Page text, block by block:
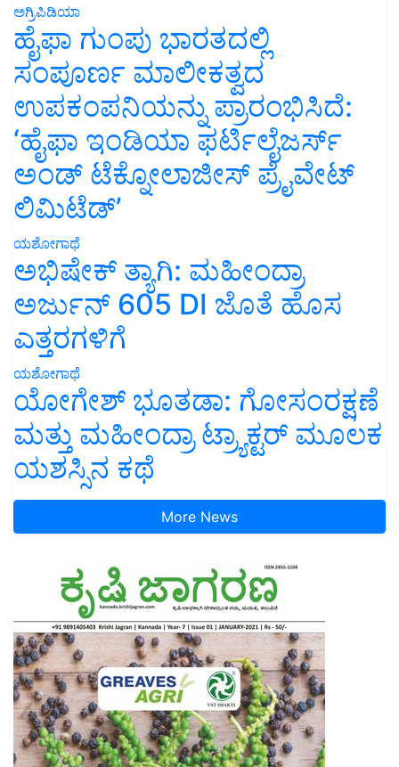
ಅಗ್ರಿಪಿಡಿಯಾ
ಹೈಫಾ ಗುಂಪು ಭಾರತದಲ್ಲಿ
ಸಂಪೂರ್ಣ ಮಾಲೀಕತ್ವದ
ಉಪಕಂಪನಿಯನ್ನು ಪ್ರಾರಂಭಿಸಿದೆ:
‘ಹೈಫಾ ಇಂಡಿಯಾ ಫರ್ಟಿಲೈಜರ್ಸ್
ಅಂಡ್ ಟೆಕ್ನೋಲಾಜೀಸ್ ಪ್ರೈವೇಟ್
ಲಿಮಿಟೆಡ್’
ಯಶೋಗಾಥೆ
ಅಭಿಷೇಕ್ ತ್ಯಾಗಿ: ಮಹೀಂದ್ರಾ
ಅರ್ಜುನ್ 605 DI ಜೊತೆ ಹೊಸ
ಎತ್ತರಗಳಿಗೆ
ಯಶೋಗಾಥೆ
ಯೋಗೇಶ್ ಭೂತಡಾ: ಗೋಸಂರಕ್ಷಣೆ
ಮತ್ತು ಮಹೀಂದ್ರಾ ಟ್ರ್ಯಾಕ್ಟರ್ ಮೂಲಕ
ಯಶಸ್ಸಿನ ಕಥೆ
More News